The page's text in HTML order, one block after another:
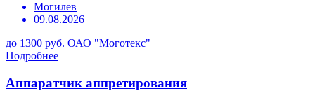
Могилев
09.08.2026
до 1300 руб. ОАО "Моготекс"
Подробнее
Аппаратчик аппретирования